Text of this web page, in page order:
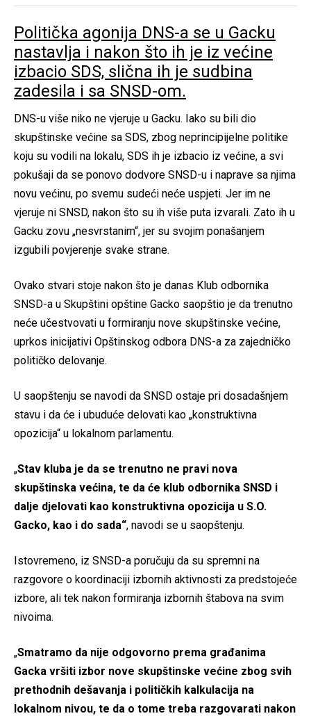
Politička agonija DNS-a se u Gacku
nastavlja i nakon što ih je iz većine
izbacio SDS, slična ih je sudbina
zadesila i sa SNSD-om.
DNS-u više niko ne vjeruje u Gacku. Iako su bili dio
skupštinske većine sa SDS, zbog neprincipijelne politike
koju su vodili na lokalu, SDS ih je izbacio iz većine, a svi
pokušaji da se ponovo dodvore SNSD-u i naprave sa njima
novu većinu, po svemu sudeći neće uspjeti. Jer im ne
vjeruje ni SNSD, nakon što su ih više puta izvarali. Zato ih u
Gacku zovu „nesvrstanim“, jer su svojim ponašanjem
izgubili povjerenje svake strane.
Ovako stvari stoje nakon što je danas Klub odbornika
SNSD-a u Skupštini opštine Gacko saopštio je da trenutno
neće učestvovati u formiranju nove skupštinske većine,
uprkos inicijativi Opštinskog odbora DNS-a za zajedničko
političko delovanje.
U saopštenju se navodi da SNSD ostaje pri dosadašnjem
stavu i da će i ubuduće delovati kao „konstruktivna
opozicija“ u lokalnom parlamentu.
„Stav kluba je da se trenutno ne pravi nova
skupštinska većina, te da će klub odbornika SNSD i
dalje djelovati kao konstruktivna opozicija u S.O.
Gacko, kao i do sada“, navodi se u saopštenju.
Istovremeno, iz SNSD-a poručuju da su spremni na
razgovore o koordinaciji izbornih aktivnosti za predstojeće
izbore, ali tek nakon formiranja izbornih štabova na svim
nivoima.
„Smatramo da nije odgovorno prema građanima
Gacka vršiti izbor nove skupštinske većine zbog svih
prethodnih dešavanja i političkih kalkulacija na
lokalnom nivou, te da o tome treba razgovarati nakon